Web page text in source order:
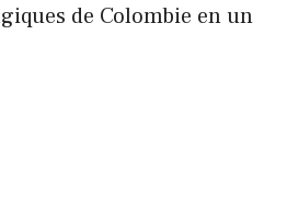
de Colombie en un